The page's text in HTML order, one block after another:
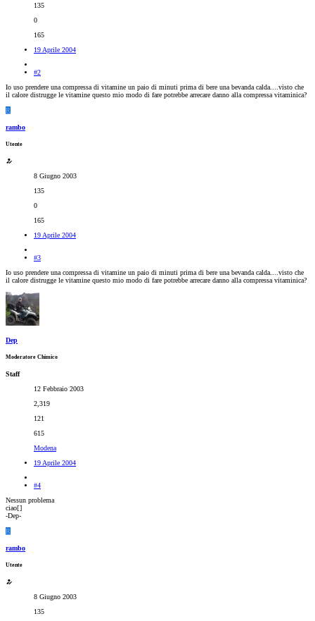
135
0
165
19 Aprile 2004
#2
Io uso prendere una compressa di vitamine un paio di minuti prima di bere una bevanda calda....visto che
il calore distrugge le vitamine questo mio modo di fare potrebbe arrecare danno alla compressa vitaminica?
R
rambo
Utente
8 Giugno 2003
135
0
165
19 Aprile 2004
#3
Io uso prendere una compressa di vitamine un paio di minuti prima di bere una bevanda calda....visto che
il calore distrugge le vitamine questo mio modo di fare potrebbe arrecare danno alla compressa vitaminica?
Dep
Moderatore Chimico
Staff
12 Febbraio 2003
2,319
121
615
Modena
19 Aprile 2004
#4
Nessun problema
ciao[]
-Dep-
R
rambo
Utente
8 Giugno 2003
135